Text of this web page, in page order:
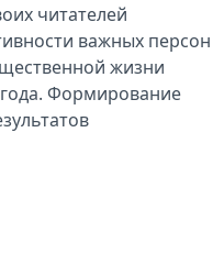
читателей
важных персон
жизни
Формирование